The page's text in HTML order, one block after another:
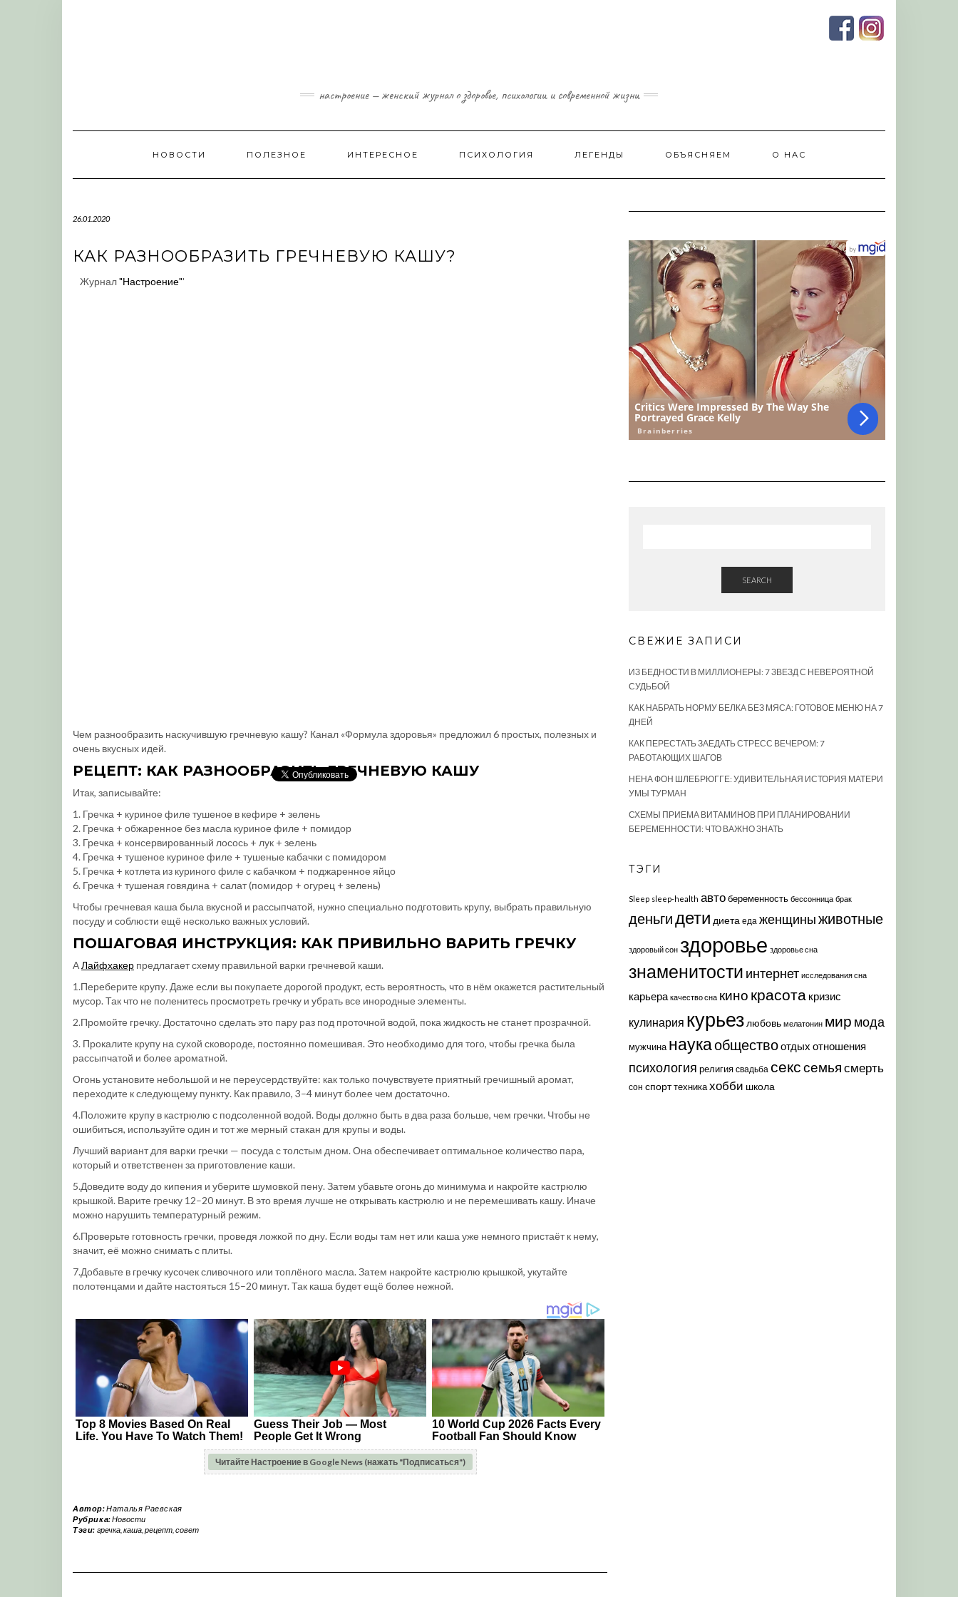
настроение — женский журнал о здоровье, психологии и современной жизни
НОВОСТИ ПОЛЕЗНОЕ ИНТЕРЕСНОЕ ПСИХОЛОГИЯ ЛЕГЕНДЫ ОБЪЯСНЯЕМ О НАС
26.01.2020
КАК РАЗНООБРАЗИТЬ ГРЕЧНЕВУЮ КАШУ?
Журнал"Настроение"'
Чем разнообразить наскучившую гречневую кашу? Канал «Формула здоровья» предложил 6 простых, полезных и
очень вкусных идей.
РЕЦЕПТ: КАК РАЗНООБРАЗИТЬ ГРЕЧНЕВУЮ КАШУ
Итак, записывайте:
1. Гречка + куриное филе тушеное в кефире + зелень
2. Гречка + обжаренное без масла куриное филе + помидор
3. Гречка + консервированный лосось + лук + зелень
4. Гречка + тушеное куриное филе + тушеные кабачки с помидором
5. Гречка + котлета из куриного филе с кабачком + поджаренное яйцо
6. Гречка + тушеная говядина + салат (помидор + огурец + зелень)
Чтобы гречневая каша была вкусной и рассыпчатой, нужно специально подготовить крупу, выбрать правильную
посуду и соблюсти ещё несколько важных условий.
ПОШАГОВАЯ ИНСТРУКЦИЯ: КАК ПРИВИЛЬНО ВАРИТЬ ГРЕЧКУ
АЛайфхакер предлагает схему правильной варки гречневой каши.
1.Переберите крупу. Даже если вы покупаете дорогой продукт, есть вероятность, что в нём окажется растительный
мусор. Так что не поленитесь просмотреть гречку и убрать все инородные элементы.
2.Промойте гречку. Достаточно сделать это пару раз под проточной водой, пока жидкость не станет прозрачной.
3. Прокалите крупу на сухой сковороде, постоянно помешивая. Это необходимо для того, чтобы гречка была
рассыпчатой и более ароматной.
Огонь установите небольшой и не переусердствуйте: как только почувствуете приятный гречишный аромат,
переходите к следующему пункту. Как правило, 3–4 минут более чем достаточно.
4.Положите крупу в кастрюлю с подсоленной водой. Воды должно быть в два раза больше, чем гречки. Чтобы не
ошибиться, используйте один и тот же мерный стакан для крупы и воды.
Лучший вариант для варки гречки — посуда с толстым дном. Она обеспечивает оптимальное количество пара,
который и ответственен за приготовление каши.
5.Доведите воду до кипения и уберите шумовкой пену. Затем убавьте огонь до минимума и накройте кастрюлю
крышкой. Варите гречку 12–20 минут. В это время лучше не открывать кастрюлю и не перемешивать кашу. Иначе
можно нарушить температурный режим.
6.Проверьте готовность гречки, проведя ложкой по дну. Если воды там нет или каша уже немного пристаёт к нему,
значит, её можно снимать с плиты.
7.Добавьте в гречку кусочек сливочного или топлёного масла. Затем накройте кастрюлю крышкой, укутайте
полотенцами и дайте настояться 15–20 минут. Так каша будет ещё более нежной.
Читайте Настроение в Google News (нажать "Подписаться")
Автор:Наталья Раевская
Рубрика:Новости
Тэги: гречка, каша, рецепт, совет
SEARCH
СВЕЖИЕ ЗАПИСИ
ИЗ БЕДНОСТИ В МИЛЛИОНЕРЫ: 7 ЗВЕЗД С НЕВЕРОЯТНОЙ
СУДЬБОЙ
КАК НАБРАТЬ НОРМУ БЕЛКА БЕЗ МЯСА: ГОТОВОЕ МЕНЮ НА 7
ДНЕЙ
КАК ПЕРЕСТАТЬ ЗАЕДАТЬ СТРЕСС ВЕЧЕРОМ: 7
РАБОТАЮЩИХ ШАГОВ
НЕНА ФОН ШЛЕБРЮГГЕ: УДИВИТЕЛЬНАЯ ИСТОРИЯ МАТЕРИ
УМЫ ТУРМАН
СХЕМЫ ПРИЕМА ВИТАМИНОВ ПРИ ПЛАНИРОВАНИИ
БЕРЕМЕННОСТИ: ЧТО ВАЖНО ЗНАТЬ
ТЭГИ
Sleep sleep-health автобеременность бессонница брак
деньгидети диета еда женщиныживотные
здоровый сон здоровье здоровье сна
знаменитости интернет исследования сна
карьера качество сна кино красота кризис
кулинария курьез любовь мелатонин мир мода
мужчина наукаобществоотдых отношения
психология религия свадьба секссемья смерть
сон спорттехникахобби школа